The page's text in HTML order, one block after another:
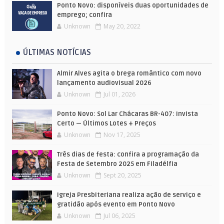
Ponto Novo: disponíveis duas oportunidades de
emprego; confira
Unknown May 20, 2022
ÚLTIMAS NOTÍCIAS
Almir Alves agita o brega romântico com novo
lançamento audiovisual 2026
Unknown Jul 01, 2026
Ponto Novo: Sol Lar Chácaras BR-407: Invista
Certo — Últimos Lotes + Preços
Unknown Nov 17, 2025
Três dias de festa: confira a programação da
Festa de Setembro 2025 em Filadélfia
Unknown Sept 20, 2025
Igreja Presbiteriana realiza ação de serviço e
gratidão após evento em Ponto Novo
Unknown Jul 06, 2025